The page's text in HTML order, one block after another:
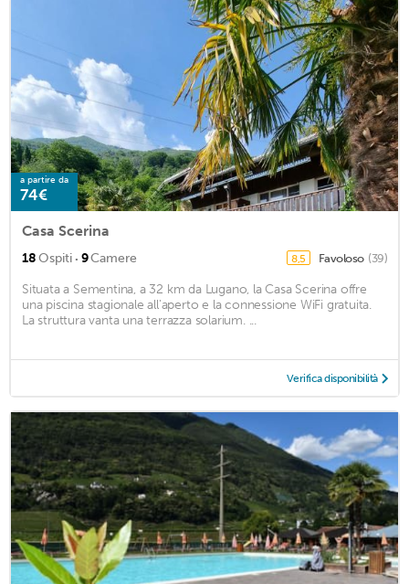
a partire da
74€
Casa Scerina
18Ospiti · 9Camere 8,5 Favoloso (39)
Situata a Sementina, a 32 km da Lugano, la Casa Scerina offre
una piscina stagionale all'aperto e la connessione WiFi gratuita.
La struttura vanta una terrazza solarium. ...
Verifica disponibilità